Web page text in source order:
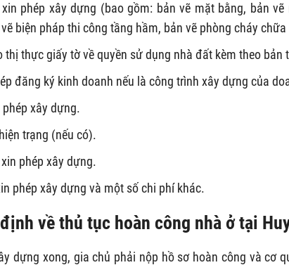
phép xây dựng (bao gồm: bản vẽ mặt bằng, bản
biện pháp thi công tầng hầm, bản vẽ phòng cháy
thị thực giấy tờ về quyền sử dụng nhà đất kèm theo bản
đăng ký kinh doanh nếu là công trình xây dựng của
xây dựng.
trạng (nếu có).
phép xây dựng.
phép xây dựng và một số chi phí khác.
về thủ tục hoàn công nhà ở tại
dựng xong, gia chủ phải nộp hồ sơ hoàn công và cơ